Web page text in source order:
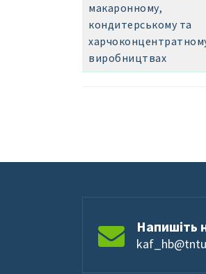
макаронному,
кондитерському та
виробництвах
Напишіть